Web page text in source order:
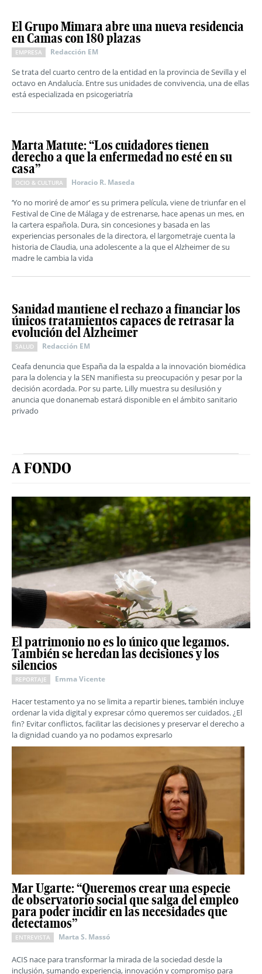
El Grupo Mimara abre una nueva residencia
en Camas con 180 plazas
EMPRESA Redacción EM
Se trata del cuarto centro de la entidad en la provincia de Sevilla y el
octavo en Andalucía. Entre sus unidades de convivencia, una de ellas
está especializada en psicogeriatría
Marta Matute: “Los cuidadores tienen
derecho a que la enfermedad no esté en su
casa”
OCIO & CULTURA Horacio R. Maseda
‘Yo no moriré de amor’ es su primera película, viene de triunfar en el
Festival de Cine de Málaga y de estrenarse, hace apenas un mes, en
la cartera española. Dura, sin concesiones y basada en las
experiencias personales de la directora, el largometraje cuenta la
historia de Claudia, una adolescente a la que el Alzheimer de su
madre le cambia la vida
Sanidad mantiene el rechazo a financiar los
únicos tratamientos capaces de retrasar la
evolución del Alzheimer
SALUD Redacción EM
Ceafa denuncia que España da la espalda a la innovación biomédica
para la dolencia y la SEN manifiesta su preocupación y pesar por la
decisión acordada. Por su parte, Lilly muestra su desilusión y
anuncia que donanemab estará disponible en el ámbito sanitario
privado
A FONDO
El patrimonio no es lo único que legamos.
También se heredan las decisiones y los
silencios
REPORTAJE Emma Vicente
Hacer testamento ya no se limita a repartir bienes, también incluye
ordenar la vida digital y expresar cómo queremos ser cuidados. ¿El
fin? Evitar conflictos, facilitar las decisiones y preservar el derecho a
la dignidad cuando ya no podamos expresarlo
Mar Ugarte: “Queremos crear una especie
de observatorio social que salga del empleo
para poder incidir en las necesidades que
detectamos”
ENTREVISTA Marta S. Massó
ACIS nace para transformar la mirada de la sociedad desde la
inclusión, sumando experiencia, innovación y compromiso para